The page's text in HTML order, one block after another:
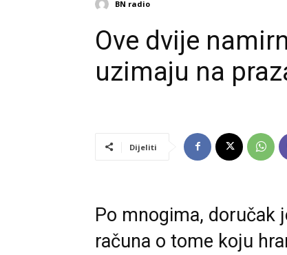
BN radio
Ove dvije
uzimaju na
Dijeliti
Po mnogima, doručak
računa o tome koju